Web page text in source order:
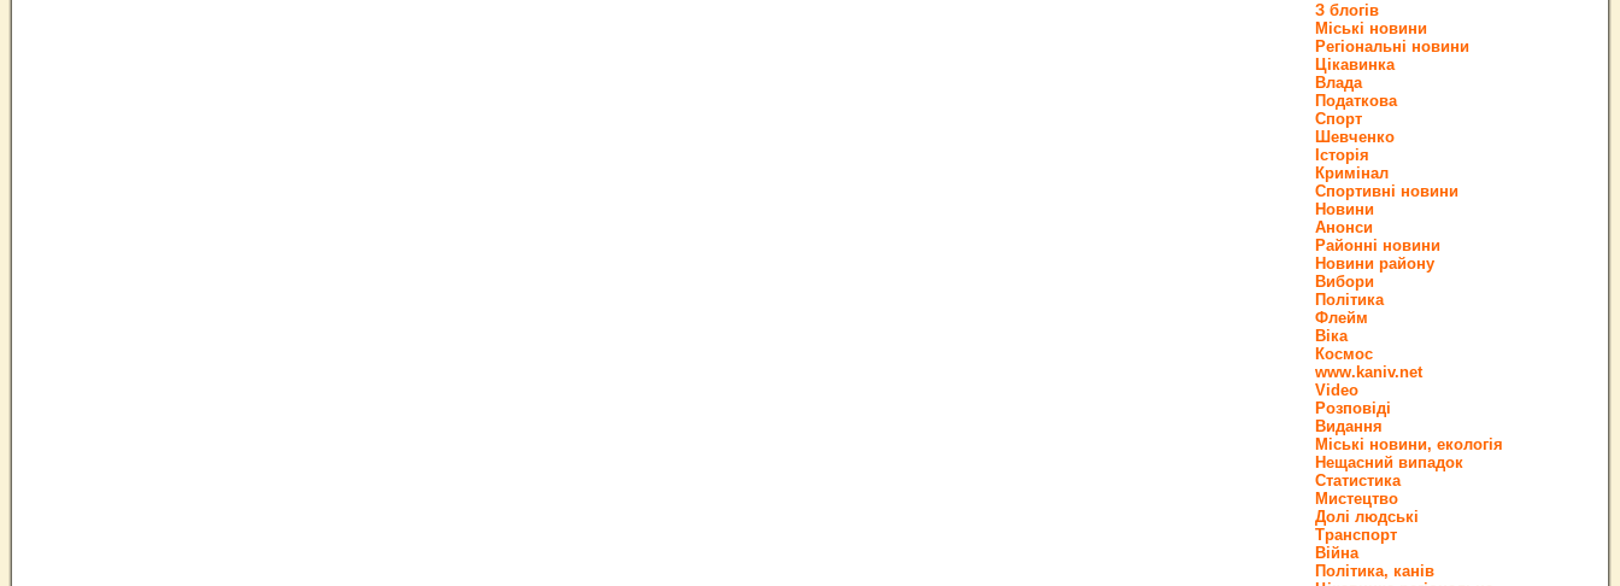
З блогів
Міські новини
Регіональні новини
Цікавинка
Влада
Податкова
Спорт
Шевченко
Історія
Кримінал
Спортивні новини
Новини
Анонси
Районні новини
Новини району
Вибори
Політика
Флейм
Віка
Космос
www.kaniv.net
Video
Розповіді
Видання
Міські новини, екологія
Нещасний випадок
Статистика
Мистецтво
Долі людські
Транспорт
Війна
Політика, канів